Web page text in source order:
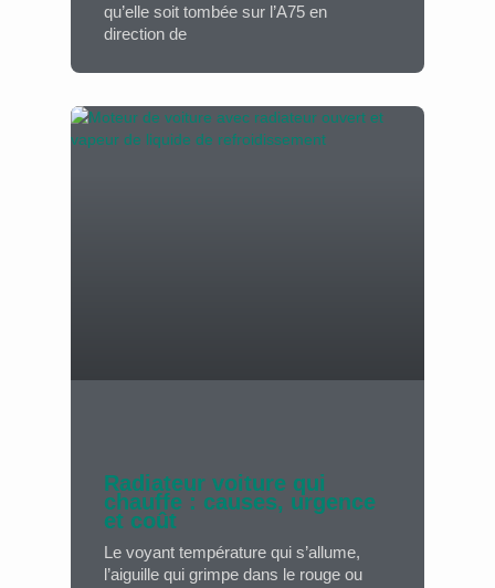
qu’elle soit tombée sur l’A75 en
direction de
Radiateur voiture qui
chauffe : causes, urgence
et coût
Le voyant température qui s’allume,
l’aiguille qui grimpe dans le rouge ou